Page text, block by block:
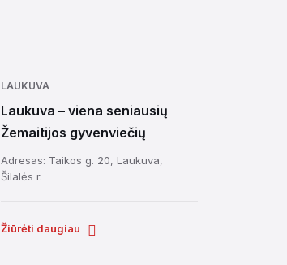
LAUKUVA
Laukuva – viena seniausių
Žemaitijos gyvenviečių
Adresas: Taikos g. 20, Laukuva,
Šilalės r.
Žiūrėti daugiau